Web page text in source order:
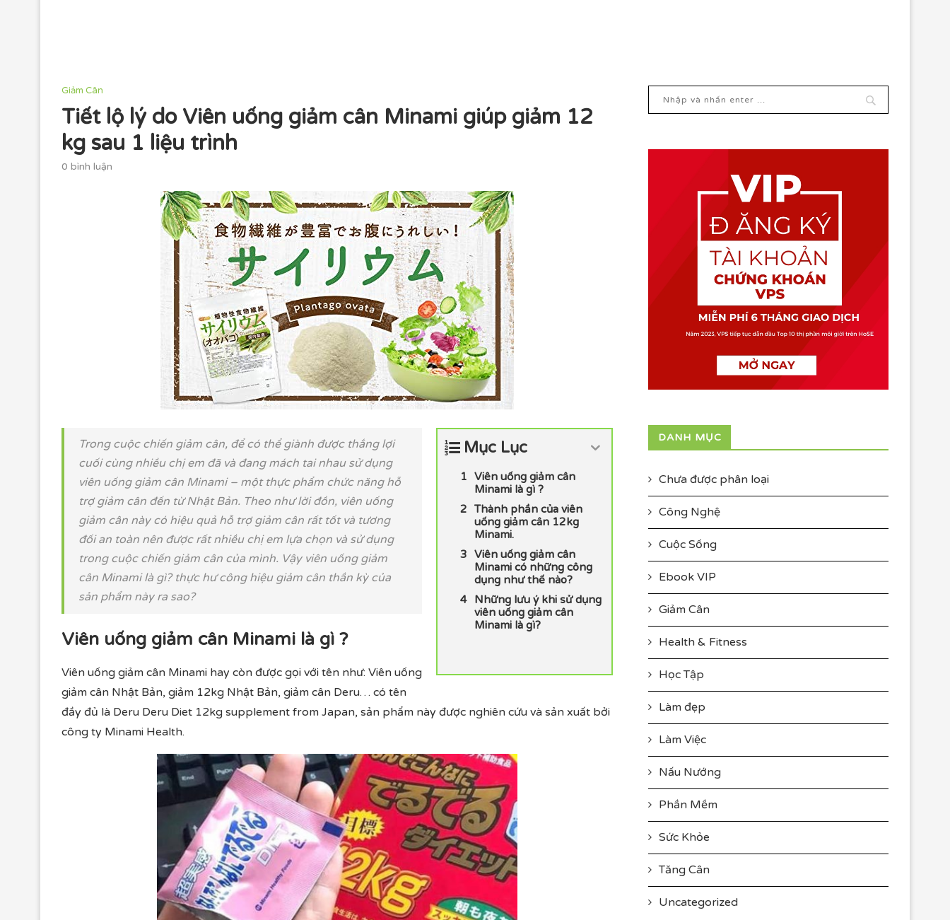
Giảm Cân
Tiết lộ lý do Viên uống giảm cân Minami giúp giảm 12
kg sau 1 liệu trình
0 bình luận
Mục Lục
Viên uống giảm cân
Minami là gì ?
Thành phần của viên
uống giảm cân 12kg
Minami.
Viên uống giảm cân
Minami có những công
dụng như thế nào?
Những lưu ý khi sử dụng
viên uống giảm cân
Minami là gì?
Trong cuộc chiến giảm cân, để có thể giành được thắng lợi
cuối cùng nhiều chị em đã và đang mách tai nhau sử dụng
viên uống giảm cân Minami – một thực phẩm chức năng hỗ
trợ giảm cân đến từ Nhật Bản. Theo như lời đồn, viên uống
giảm cân này có hiệu quả hỗ trợ giảm cân rất tốt và tương
đối an toàn nên được rất nhiều chị em lựa chọn và sử dụng
trong cuộc chiến giảm cân của mình. Vậy viên uống giảm
cân Minami là gì? thực hư công hiệu giảm cân thần kỳ của
sản phẩm này ra sao?
Viên uống giảm cân Minami là gì ?
Viên uống giảm cân Minami hay còn được gọi với tên như: Viên uống
giảm cân Nhật Bản, giảm 12kg Nhật Bản, giảm cân Deru… có tên
đầy đủ là Deru Deru Diet 12kg supplement from Japan, sản phẩm này được nghiên cứu và sản xuất bởi
công ty Minami Health.
DANH MỤC
Chưa được phân loại
Công Nghệ
Cuộc Sống
Ebook VIP
Giảm Cân
Health & Fitness
Học Tập
Làm đẹp
Làm Việc
Nấu Nướng
Phần Mềm
Sức Khỏe
Tăng Cân
Uncategorized